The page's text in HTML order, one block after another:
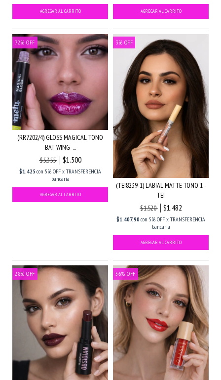
72% OFF
(RR7202/4) GLOSS MAGICAL TONO
BAT WING -...
$5.355
$1.500
$1.425 con 5% OFF x TRANSFERENCIA
bancaria
3% OFF
(TEI8239-1) LABIAL MATTE TONO 1 -
TEI
$1.520
$1.482
$1.407,90con 5% OFF x TRANSFERENCIA
bancaria
28% OFF 56% OFF